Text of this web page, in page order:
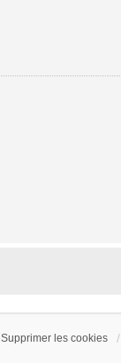
Supprimer les cookies